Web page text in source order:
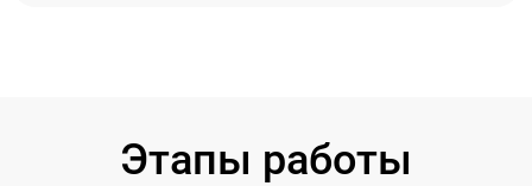
Этапы работы